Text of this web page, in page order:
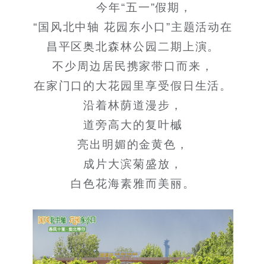
今年“五一”假期，
“国风北中轴 花园东小口”主题活动在
昌平区奥北森林公园二期上演。
不少周边居民携家带口而来，
在家门口的大花园里享受假日生活。
沿着林荫道漫步，
道旁高大的复叶槭
亮出明媚的金黄色，
成片大滨菊盛放，
白色花海素雅而美丽。